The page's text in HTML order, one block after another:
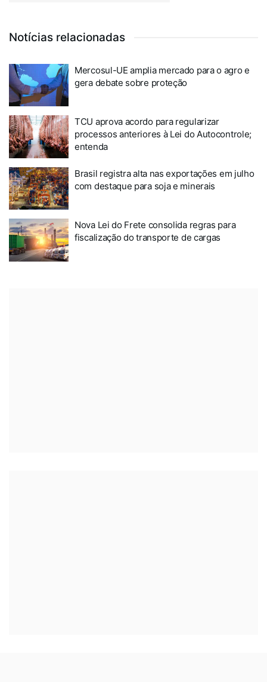
Notícias relacionadas
Mercosul-UE amplia mercado para o agro e
gera debate sobre proteção
TCU aprova acordo para regularizar
processos anteriores à Lei do Autocontrole;
entenda
Brasil registra alta nas exportações em julho
com destaque para soja e minerais
Nova Lei do Frete consolida regras para
fiscalização do transporte de cargas